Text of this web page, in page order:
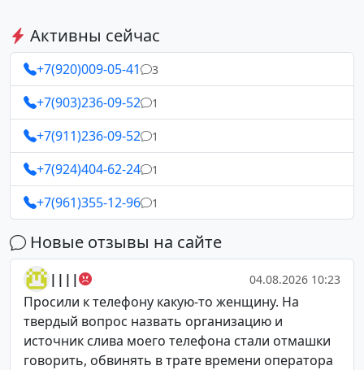
Активны сейчас
+7(920)009-05-41 3
+7(903)236-09-52 1
+7(911)236-09-52 1
+7(924)404-62-24 1
+7(961)355-12-96 1
Новые отзывы на сайте
|||| 04.08.2026 10:23
Просили к телефону какую-то женщину. На
твердый вопрос назвать организацию и
источник слива моего телефона стали отмашки
говорить, обвинять в трате времени оператора